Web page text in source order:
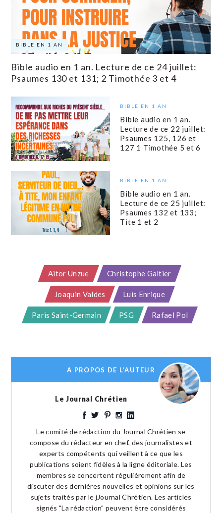
BIBLE EN 1 AN
Bible audio en 1 an. Lecture de ce 24 juillet:
Psaumes 130 et 131; 2 Timothée 3 et 4
BIBLE EN 1 AN
Bible audio en 1 an.
Lecture de ce 22 juillet:
Psaumes 125, 126 et
127 1 Timothée 5 et 6
BIBLE EN 1 AN
Bible audio en 1 an.
Lecture de ce 25 juillet:
Psaumes 132 et 133;
Tite 1 et 2
Aitor Unzue Christophe Galtier
Joaquin Valdes Luis Enrique
Paris Saint-Germain PSG Rafael Pol
A PROPOS DE L'AUTEUR
Le Journal Chrétien
Le comité de rédaction du Journal Chrétien se
compose du rédacteur en chef, des journalistes et
experts compétents qui veillent à ce que les
publications soient fidèles à la ligne éditoriale. Les
membres se concertent régulièrement afin de
discuter des dernières nouvelles et opinions sur les
sujets traités par le jJournal Chrétien. Les articles
signés "La rédaction" peuvent être considérés